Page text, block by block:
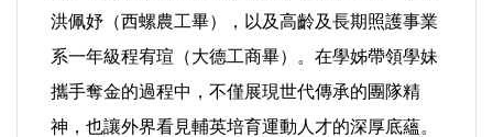
洪佩妤（西螺農工畢），以及高齡及長期照護事業
系一年級程宥瑄（大德工商畢）。在學姊帶領學妹
攜手奪金的過程中，不僅展現世代傳承的團隊精
神，也讓外界看見輔英培育運動人才的深厚底蘊。